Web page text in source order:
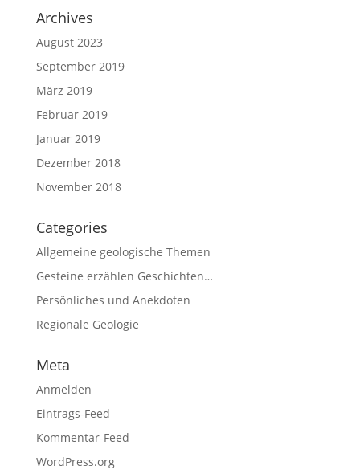
Archives
August 2023
September 2019
März 2019
Februar 2019
Januar 2019
Dezember 2018
November 2018
Categories
Allgemeine geologische Themen
Gesteine erzählen Geschichten…
Persönliches und Anekdoten
Regionale Geologie
Meta
Anmelden
Eintrags-Feed
Kommentar-Feed
WordPress.org